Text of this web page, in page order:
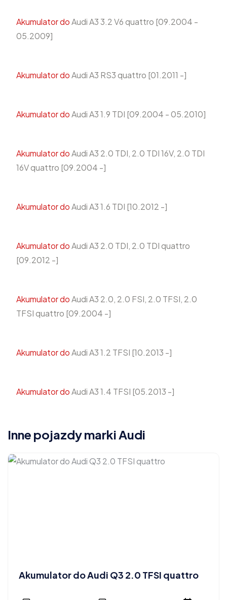
Akumulator doAudi A3 3.2 V6 quattro [09.2004 -
05.2009]
Akumulator doAudi A3 RS3 quattro [01.2011 -]
Akumulator doAudi A3 1.9 TDI [09.2004 - 05.2010]
Akumulator doAudi A3 2.0 TDI, 2.0 TDI 16V, 2.0 TDI
16V quattro [09.2004 -]
Akumulator doAudi A3 1.6 TDI [10.2012 -]
Akumulator doAudi A3 2.0 TDI, 2.0 TDI quattro
[09.2012 -]
Akumulator doAudi A3 2.0, 2.0 FSI, 2.0 TFSI, 2.0
TFSI quattro [09.2004 -]
Akumulator doAudi A3 1.2 TFSI [10.2013 -]
Akumulator doAudi A3 1.4 TFSI [05.2013 -]
Inne pojazdy marki Audi
Akumulator do Audi Q3 2.0 TFSI quattro